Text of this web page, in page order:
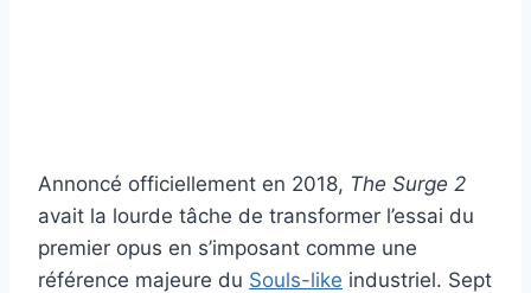
Annoncé officiellement en 2018, The Surge 2
avait la lourde tâche de transformer l’essai du
premier opus en s’imposant comme une
référence majeure du Souls-like industriel. Sept